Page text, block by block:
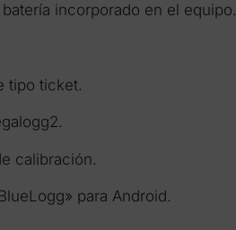
incorporado en el equipo.
tipo ticket.
calibración.
para Android.